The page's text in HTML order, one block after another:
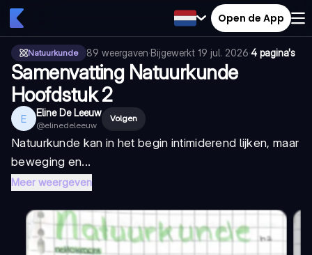
Open de App
Natuurkunde 89 weergaven·Bijgewerkt 19 jul. 2026·4 pagina's
Samenvatting Natuurkunde
Hoofdstuk 2
E Eline De Leeuw
@elinedeleeuw
Volgen
Natuurkunde kan in het begin intimiderend lijken, maar
beweging en...
Meer weergeven